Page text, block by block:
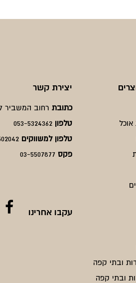
אוכל
ובתי קפה
ובתי קפה
יצירת קשר
כתובת רחוב המשביר 17, חולון
טלפון 053-5324362
טלפון למשווקים
פקס03-5507877
עקבו אחרינו